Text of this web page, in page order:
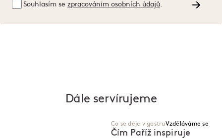
Souhlasím se zpracováním osobních údajů
Dále servírujeme
Co se děje v gastruVzděláváme se
Čím Paříž inspiruje